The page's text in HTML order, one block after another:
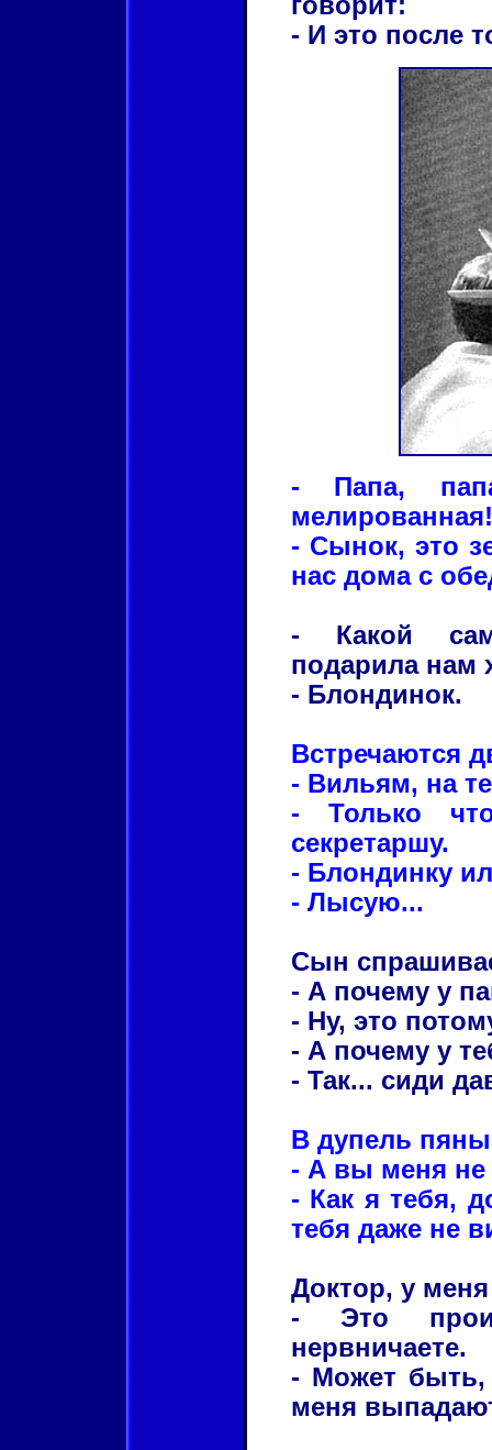
- И это после
- Папа,
мелированная!
- Сынок, это
нас дома с
- Какой
подарила нам
- Блондинок.
Встречаются
- Вильям, на
- Только
секретаршу.
- Блондинку
- Лысую...
Сын
- А почему у
- Ну, это
- А почему у
- Так... сиди
В дупель
- А вы меня не
- Как я тебя,
тебя даже не
Доктор, у
- Это
нервничаете.
- Может быть,
меня